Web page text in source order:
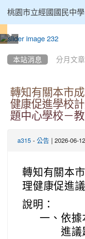
桃園市立經國國民中學
本站消息 分月文章
轉知有關本市
健康促進學校
題中心學校－
a315 - 公告 | 2026-06-
轉知有關本
理健康促進
說明：
一、 依據
進議